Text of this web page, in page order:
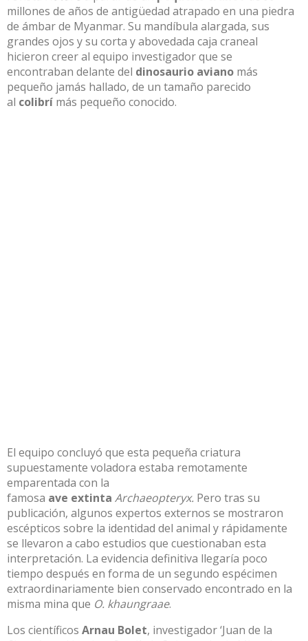
millones de años de antigüedad atrapado en una piedra
de ámbar de Myanmar. Su mandíbula alargada, sus
grandes ojos y su corta y abovedada caja craneal
hicieron creer al equipo investigador que se
encontraban delante del dinosaurio aviano más
pequeño jamás hallado, de un tamaño parecido
al colibrí más pequeño conocido.
El equipo concluyó que esta pequeña criatura
supuestamente voladora estaba remotamente
emparentada con la
famosa ave extinta Archaeopteryx. Pero tras su
publicación, algunos expertos externos se mostraron
escépticos sobre la identidad del animal y rápidamente
se llevaron a cabo estudios que cuestionaban esta
interpretación. La evidencia definitiva llegaría poco
tiempo después en forma de un segundo espécimen
extraordinariamente bien conservado encontrado en la
misma mina que O. khaungraae.
Los científicos Arnau Bolet, investigador ‘Juan de la